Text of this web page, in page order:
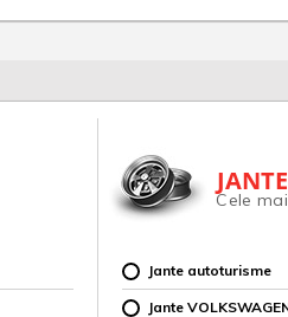
JANTE
Cele
Jante autoturisme
Jante